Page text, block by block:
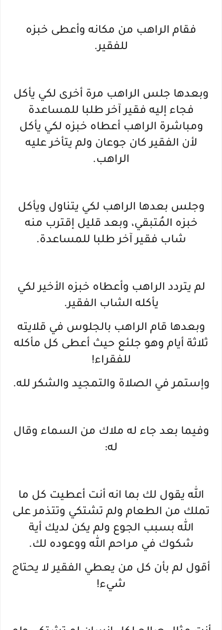
فقام الراهب من مكانه وأعطى خبزه
للفقير.
وبعدها جلس الراهب مرة أخرى لكي يأكل
فجاء إليه فقير آخر طلبا للمساعدة
ومباشرة الراهب أعطاه خبزه لكي يأكل
لأن الفقير كان جوعان ولم يتأخر عليه
الراهب.
وجلس بعدها الراهب لكي يتناول ويأكل
خبزه المُتبقي، وبعد قليل إقترب منه
شاب فقير آخر طلبا للمساعدة.
لم يتردد الراهب وأعطاه خبزه الأخير لكي
يأكله الشاب الفقير.
وبعدها قام الراهب بالجلوس في قلايته
ثلاثة أيام وهو جلئع حيث أعطى كل مأكله
للفقراء!
وإستمر في الصلاة والتمجيد والشكر لله.
وفيما بعد جاء له ملاك من السماء وقال
له:
الله يقول لك بما انه أنت أعطيت كل ما
تملك من الطعام ولم تشتكي وتتذمر على
الله بسبب الجوع ولم يكن لديك أية
شكوك في مراحم الله ووعوده لك.
أقول لم بأن كل من يعطي الفقير لا يحتاج
شيء!